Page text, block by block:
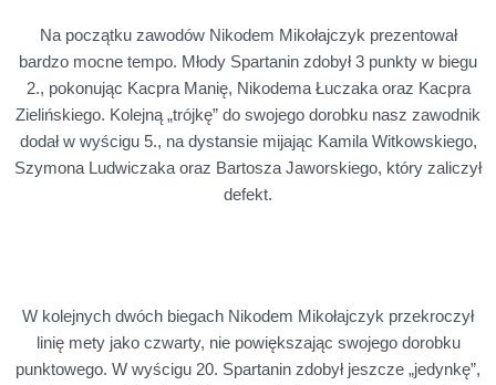
Na początku zawodów Nikodem Mikołajczyk prezentował
bardzo mocne tempo. Młody Spartanin zdobył 3 punkty w biegu
2., pokonując Kacpra Manię, Nikodema Łuczaka oraz Kacpra
Zielińskiego. Kolejną „trójkę” do swojego dorobku nasz zawodnik
dodał w wyścigu 5., na dystansie mijając Kamila Witkowskiego,
Szymona Ludwiczaka oraz Bartosza Jaworskiego, który zaliczył
defekt.
W kolejnych dwóch biegach Nikodem Mikołajczyk przekroczył
linię mety jako czwarty, nie powiększając swojego dorobku
punktowego. W wyścigu 20. Spartanin zdobył jeszcze „jedynkę”,